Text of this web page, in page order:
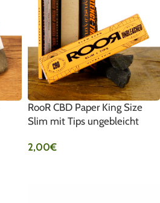
RooR CBD Paper King Size
Slim mit Tips ungebleicht
2,00€